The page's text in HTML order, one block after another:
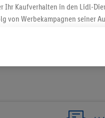
Ihr Kaufverhalten in den Lidl-
von Werbekampagnen seiner
umfasst die
Informationen aus
über verschiedene
dieser Werbeausspielungen.